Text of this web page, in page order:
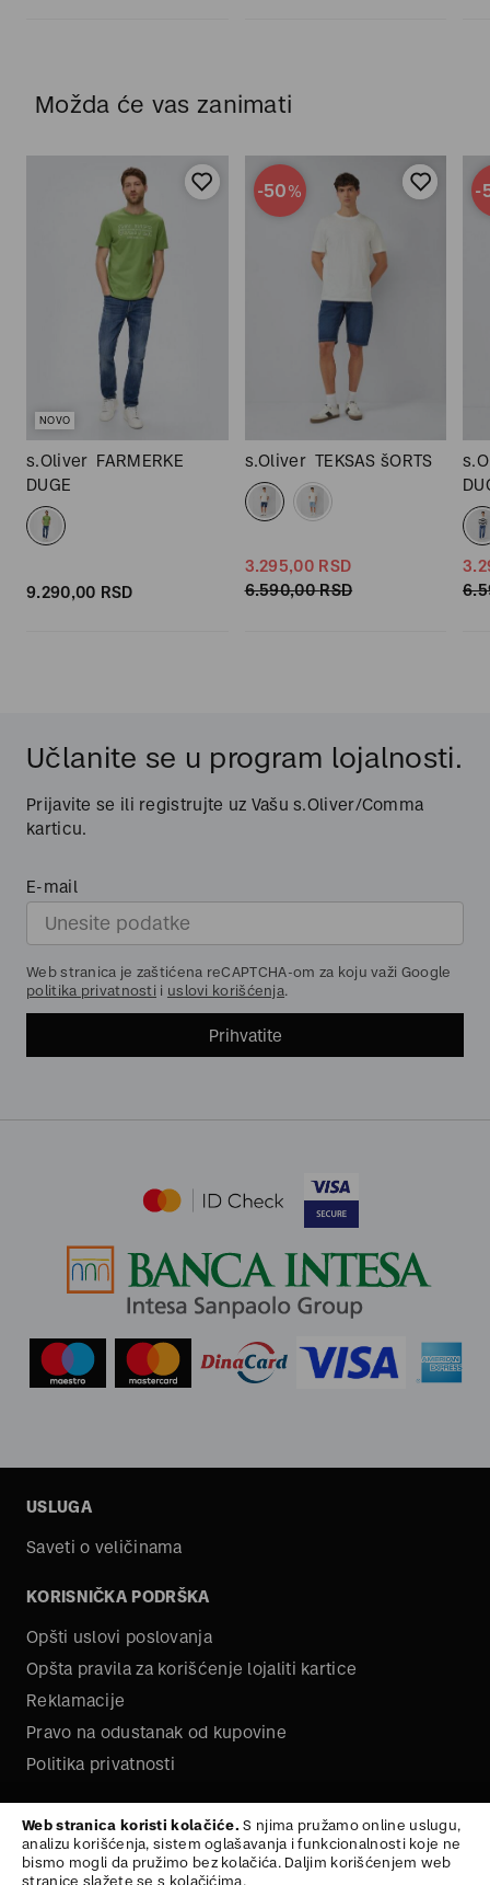
Možda će vas zanimati
NOVO
s.Oliver FARMERKE
DUGE
9.290,00 RSD
-50%
s.Oliver TEKSAS šORTS
3.295,00 RSD
6.590,00 RSD
-
Učlanite se u program lojalnosti.
Prijavite se ili registrujte uz Vašu s.Oliver/Comma
karticu.
E-mail
Web stranica je zaštićena reCAPTCHA-om za koju važi Google
politika privatnosti i uslovi korišćenja.
Prihvatite
USLUGA
Saveti o veličinama
KORISNIČKA PODRŠKA
Opšti uslovi poslovanja
Opšta pravila za korišćenje lojaliti kartice
Reklamacije
Pravo na odustanak od kupovine
Politika privatnosti
Kariera
Web stranica koristi kolačiće. S njima pružamo online uslugu,
analizu korišćenja, sistem oglašavanja i funkcionalnosti koje ne
bismo mogli da pružimo bez kolačića. Daljim korišćenjem web
stranice slažete se s kolačićima.